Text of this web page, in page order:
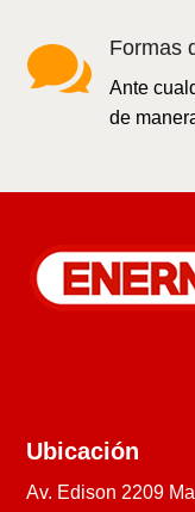
 Formas
Ante
de
Ubicación
Av. Edison 2209